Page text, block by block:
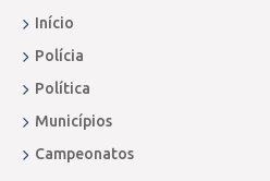
Início
Polícia
Política
Municípios
Campeonatos